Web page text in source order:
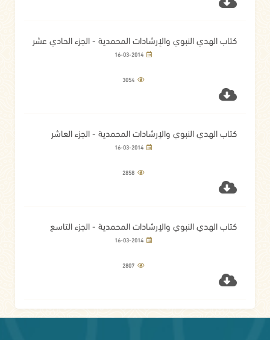
كتاب الهدي النبوي والإرشادات المحمدية - الجزء الحادي عشر
16-03-2014
3054
كتاب الهدي النبوي والإرشادات المحمدية - الجزء العاشر
16-03-2014
2858
كتاب الهدي النبوي والإرشادات المحمدية - الجزء التاسع
16-03-2014
2807